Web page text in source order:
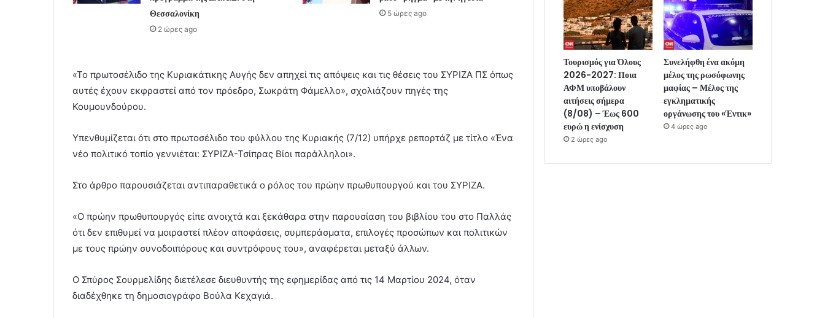
Θεσσαλονίκη
2 ώρες ago
5 ώρες ago
«Το πρωτοσέλιδο της Κυριακάτικης Αυγής δεν απηχεί τις απόψεις και τις θέσεις του ΣΥΡΙΖΑ ΠΣ όπως
αυτές έχουν εκφραστεί από τον πρόεδρο, Σωκράτη Φάμελλο», σχολιάζουν πηγές της
Κουμουνδούρου.
Υπενθυμίζεται ότι στο πρωτοσέλιδο του φύλλου της Κυριακής (7/12) υπήρχε ρεπορτάζ με τίτλο «Ένα
νέο πολιτικό τοπίο γεννιέται: ΣΥΡΙΖΑ-Τσίπρας Βίοι παράλληλοι».
Στο άρθρο παρουσιάζεται αντιπαραθετικά ο ρόλος του πρώην πρωθυπουργού και του ΣΥΡΙΖΑ.
«Ο πρώην πρωθυπουργός είπε ανοιχτά και ξεκάθαρα στην παρουσίαση του βιβλίου του στο Παλλάς
ότι δεν επιθυμεί να μοιραστεί πλέον αποφάσεις, συμπεράσματα, επιλογές προσώπων και πολιτικών
με τους πρώην συνοδοιπόρους και συντρόφους του», αναφέρεται μεταξύ άλλων.
Ο Σπύρος Σουρμελίδης διετέλεσε διευθυντής της εφημερίδας από τις 14 Μαρτίου 2024, όταν
διαδέχθηκε τη δημοσιογράφο Βούλα Κεχαγιά.
Τουρισμός για Όλους
2026-2027: Ποια
ΑΦΜ υποβάλουν
αιτήσεις σήμερα
(8/08) – Έως 600
ευρώ η ενίσχυση
2 ώρες ago
Συνελήφθη ένα ακόμη
μέλος της ρωσόφωνης
μαφίας – Μέλος της
εγκληματικής
οργάνωσης του «Έντικ»
4 ώρες ago